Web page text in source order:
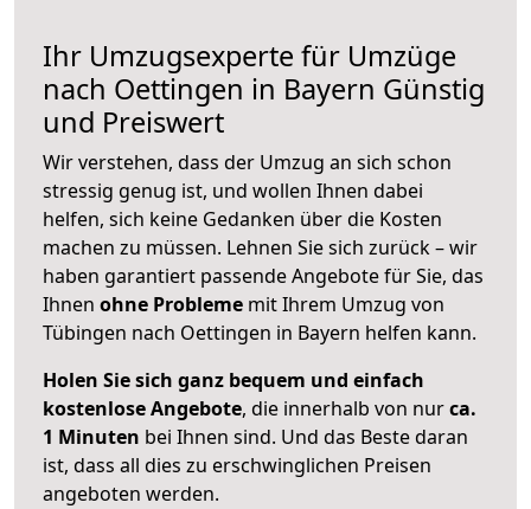
Ihr Umzugsexperte für Umzüge
nach Oettingen in Bayern Günstig
und Preiswert
Wir verstehen, dass der Umzug an sich schon
stressig genug ist, und wollen Ihnen dabei
helfen, sich keine Gedanken über die Kosten
machen zu müssen. Lehnen Sie sich zurück – wir
haben garantiert passende Angebote für Sie, das
Ihnen ohne Probleme mit Ihrem Umzug von
Tübingen nach Oettingen in Bayern helfen kann.
Holen Sie sich ganz bequem und einfach
kostenlose Angebote, die innerhalb von nurca.
1 Minuten bei Ihnen sind. Und das Beste daran
ist, dass all dies zu erschwinglichen Preisen
angeboten werden.